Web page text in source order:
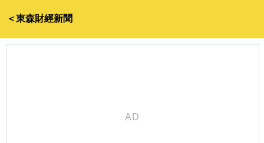
＜東森財經新聞